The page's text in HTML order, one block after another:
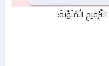
الْمُلَوَّنَةَ: